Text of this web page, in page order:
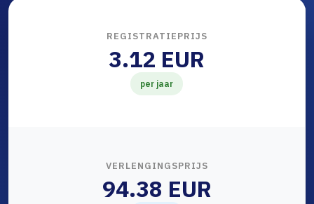
REGISTRATIEPRIJS
3.12 EUR
per jaar
VERLENGINGSPRIJS
94.38 EUR